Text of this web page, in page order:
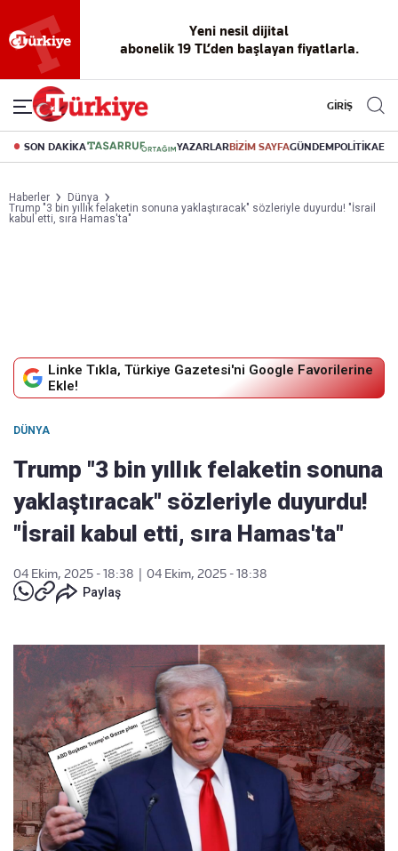
okuma
deneyimi
dijital arşiv
Akıllı haber
asistanı
Eski gazeteleri
indirme
canlı soru
cevap
GİRİŞ
SON DAKİKA YAZARLARBİZİM SAYFAGÜNDEMPOLİTİKA
Haberler
Dünya
Trump "3 bin yıllık felaketin sonuna yaklaştıracak" sözleriyle duyurdu! "İsrail
kabul etti, sıra Hamas'ta"
Linke Tıkla, Türkiye Gazetesi'ni Google Favorilerine
Ekle!
DÜNYA
Trump "3 bin yıllık felaketin sonuna
yaklaştıracak" sözleriyle duyurdu!
"İsrail kabul etti, sıra Hamas'ta"
04 Ekim, 2025 - 18:38
04 Ekim, 2025 - 18:38
Paylaş